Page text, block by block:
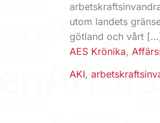
utom landets
götland och vårt
AES Krönika,
AKI,